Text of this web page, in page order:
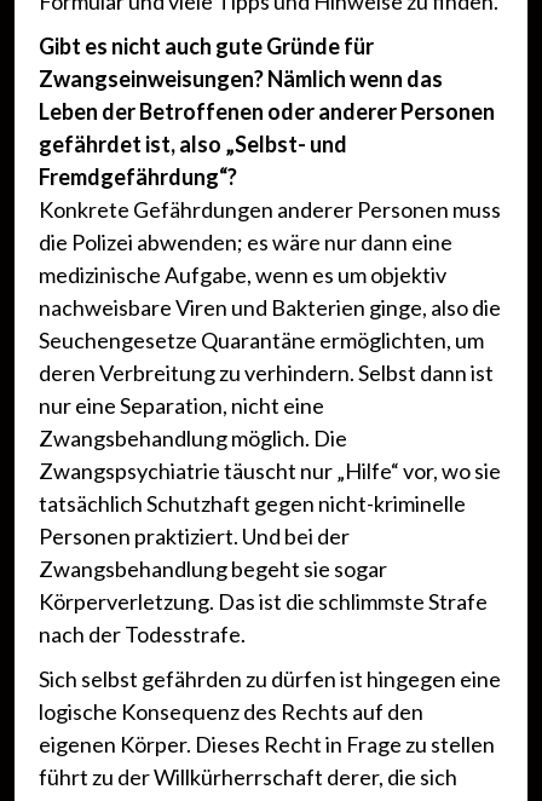
Gibt es nicht auch gute Gründe für
Zwangseinweisungen? Nämlich wenn das
Leben der Betroffenen oder anderer Personen
gefährdet ist, also „Selbst- und
Fremdgefährdung“?
Konkrete Gefährdungen anderer Personen muss
die Polizei abwenden; es wäre nur dann eine
medizinische Aufgabe, wenn es um objektiv
nachweisbare Viren und Bakterien ginge, also die
Seuchengesetze Quarantäne ermöglichten, um
deren Verbreitung zu verhindern. Selbst dann ist
nur eine Separation, nicht eine
Zwangsbehandlung möglich. Die
Zwangspsychiatrie täuscht nur „Hilfe“ vor, wo sie
tatsächlich Schutzhaft gegen nicht-kriminelle
Personen praktiziert. Und bei der
Zwangsbehandlung begeht sie sogar
Körperverletzung. Das ist die schlimmste Strafe
nach der Todesstrafe.
Sich selbst gefährden zu dürfen ist hingegen eine
logische Konsequenz des Rechts auf den
eigenen Körper. Dieses Recht in Frage zu stellen
führt zu der Willkürherrschaft derer, die sich